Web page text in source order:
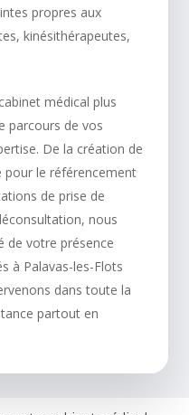
propres aux
kinésithérapeutes,
médical plus
parcours de vos
De la création de
pour le référencement
de prise de
nous
de votre présence
à Palavas-les-Flots
dans toute la
partout en